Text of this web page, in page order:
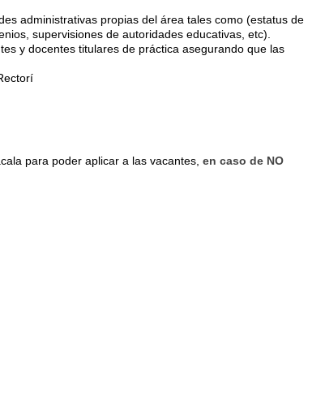
administrativas propias del área tales como (estatus de
supervisiones de autoridades educativas, etc).
y docentes titulares de práctica asegurando que las
para poder aplicar a las vacantes, en caso de NO